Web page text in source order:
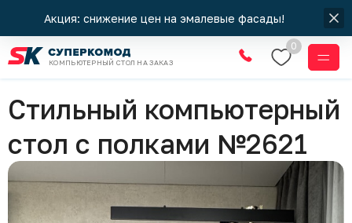
Акция: снижение цен на эмалевые фасады!
КОМПЬЮТЕРНЫЙ СТОЛ НА ЗАКАЗ
0
Компьютерные столы
Стильный компьютерный
стол с полками №2621